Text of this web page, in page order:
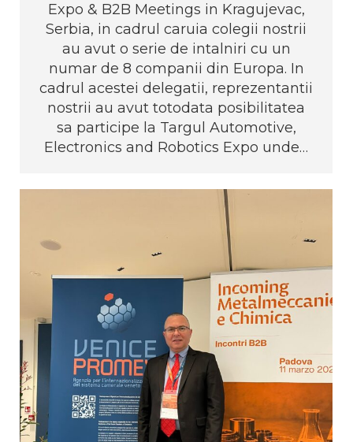
Expo & B2B Meetings in Kragujevac,
Serbia, in cadrul caruia colegii nostrii
au avut o serie de intalniri cu un
numar de 8 companii din Europa. In
cadrul acestei delegatii, reprezentantii
nostrii au avut totodata posibilitatea
sa participe la Targul Automotive,
Electronics and Robotics Expo unde…